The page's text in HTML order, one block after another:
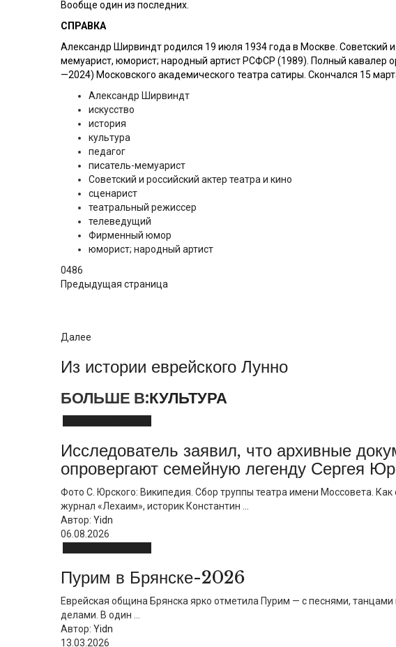
Вообще один из последних.
СПРАВКА
Александр Ширвиндт родился 19 июля 1934 года в Москве. Советский
мемуарист, юморист; народный артист РСФСР (1989). Полный кавалер
—2024) Московского академического театра сатиры. Скончался 15
Александр Ширвиндт
искусство
история
культура
педагог
писатель-мемуарист
Советский и российский актер театра и кино
сценарист
театральный режиссер
телеведущий
Фирменный юмор
юморист; народный артист
0486
Предыдущая страница
Далее
Из истории еврейского Лунно
БОЛЬШЕ В:КУЛЬТУРА
Исследователь заявил, что архивные
опровергают семейную легенду Сергея
Фото С. Юрского: Википедия. Сбор труппы театра имени Моссовета.
журнaл «Лехaим», историк Константин ...
Автор: Yidn
06.08.2026
Пурим в Брянске-2026
Еврейская община Брянска ярко отметила Пурим — с песнями,
делами. В один ...
Автор: Yidn
13.03.2026